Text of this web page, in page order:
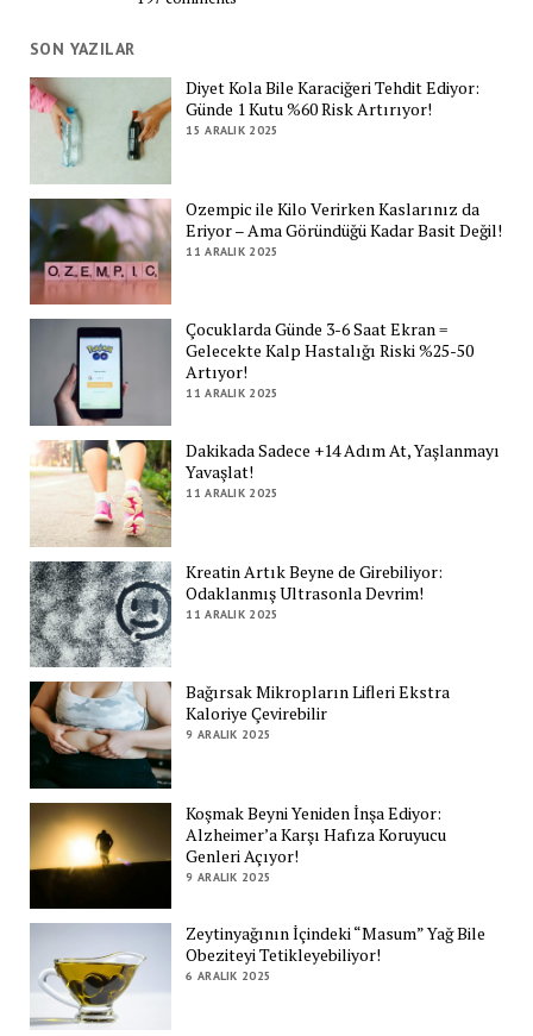
SON YAZILAR
Diyet Kola Bile Karaciğeri Tehdit Ediyor:
Günde 1 Kutu %60 Risk Artırıyor!
15 ARALIK 2025
Ozempic ile Kilo Verirken Kaslarınız da
Eriyor – Ama Göründüğü Kadar Basit Değil!
11 ARALIK 2025
Çocuklarda Günde 3-6 Saat Ekran =
Gelecekte Kalp Hastalığı Riski %25-50
Artıyor!
11 ARALIK 2025
Dakikada Sadece +14 Adım At, Yaşlanmayı
Yavaşlat!
11 ARALIK 2025
Kreatin Artık Beyne de Girebiliyor:
Odaklanmış Ultrasonla Devrim!
11 ARALIK 2025
Bağırsak Mikropların Lifleri Ekstra
Kaloriye Çevirebilir
9 ARALIK 2025
Koşmak Beyni Yeniden İnşa Ediyor:
Alzheimer’a Karşı Hafıza Koruyucu
Genleri Açıyor!
9 ARALIK 2025
Zeytinyağının İçindeki “Masum” Yağ Bile
Obeziteyi Tetikleyebiliyor!
6 ARALIK 2025